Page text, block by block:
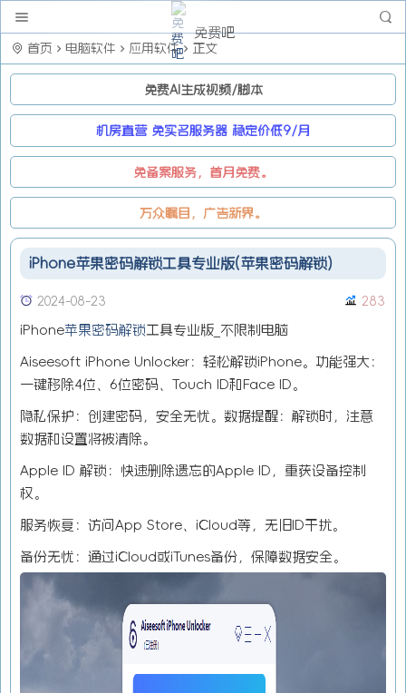
免费吧
首页 电脑软件 应用软件 正文
免费AI生成视频/脚本
机房直营 免实名服务器 稳定价低9/月
免备案服务，首月免费。
万众瞩目，广告新界。
iPhone苹果密码解锁工具专业版(苹果密码解锁)
2024-08-23 283
iPhone苹果密码解锁工具专业版_不限制电脑
Aiseesoft iPhone Unlocker：轻松解锁iPhone。功能强大：
一键移除4位、6位密码、Touch ID和Face ID。
隐私保护：创建密码，安全无忧。数据提醒：解锁时，注意
数据和设置将被清除。
Apple ID 解锁：快速删除遗忘的Apple ID，重获设备控制
权。
服务恢复：访问App Store、iCloud等，无旧ID干扰。
备份无忧：通过iCloud或iTunes备份，保障数据安全。